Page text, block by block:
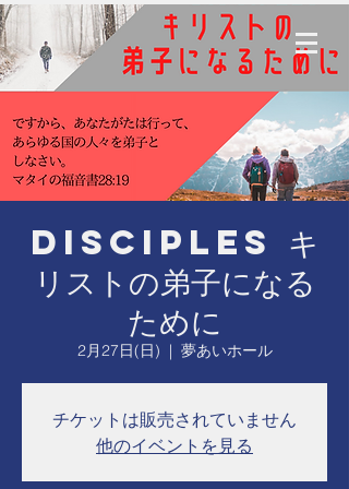
Disciples キ
リストの弟子になる
ために
2月27日(日)
  |
夢あいホール
チケットは販売されていません
他のイベントを見る